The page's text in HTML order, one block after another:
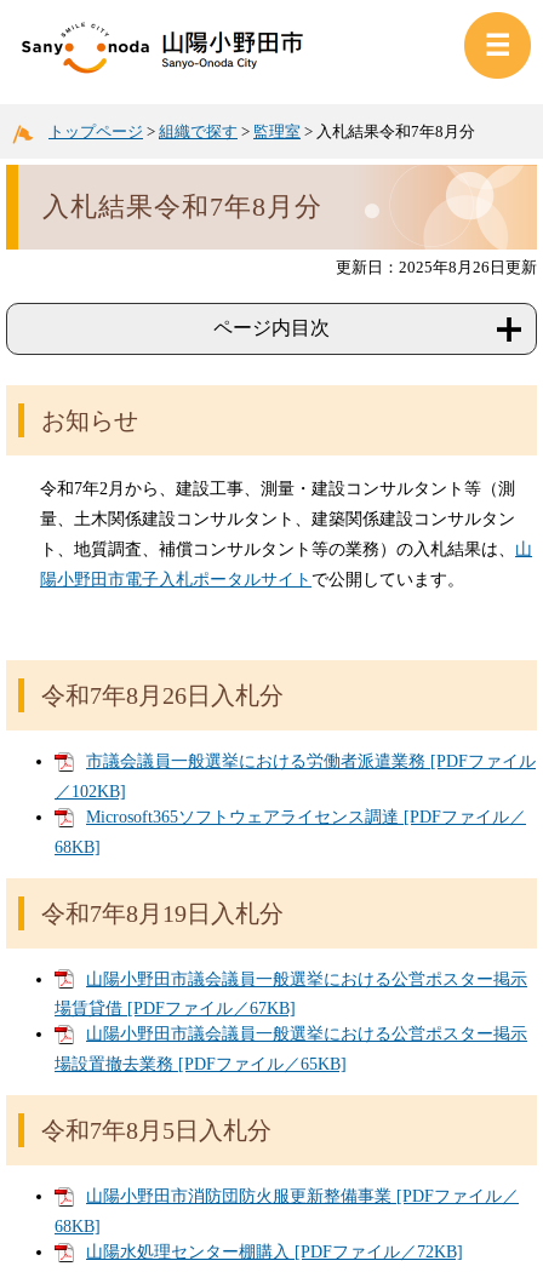
トップページ > 組織で探す > 監理室 > 入札結果令和7年8月分
入札結果令和7年8月分
更新日：2025年8月26日更新
ページ内目次
お知らせ
令和7年2月から、建設工事、測量・建設コンサルタント等（測
量、土木関係建設コンサルタント、建築関係建設コンサルタン
ト、地質調査、補償コンサルタント等の業務）の入札結果は、 山
陽小野田市電子入札ポータルサイト で公開しています。
令和7年8月26日入札分
市議会議員一般選挙における労働者派遣業務 [PDFファイル
／102KB]
Microsoft365ソフトウェアライセンス調達 [PDFファイル／
68KB]
令和7年8月19日入札分
山陽小野田市議会議員一般選挙における公営ポスター掲示
場賃貸借 [PDFファイル／67KB]
山陽小野田市議会議員一般選挙における公営ポスター掲示
場設置撤去業務 [PDFファイル／65KB]
令和7年8月5日入札分
山陽小野田市消防団防火服更新整備事業 [PDFファイル／
68KB]
山陽水処理センター棚購入 [PDFファイル／72KB]